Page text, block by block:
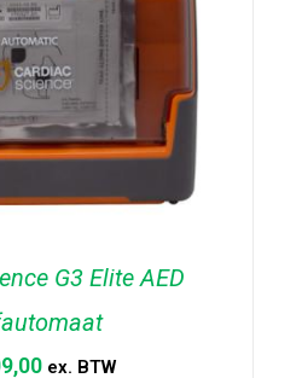
G3 Elite AED
ex. BTW